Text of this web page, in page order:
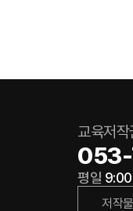
교육저작
평일
저작